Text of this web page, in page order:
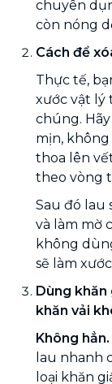
chuyên
còn nóng
Cách để
Thực tế,
xước vật lý
chúng.
mịn, không
thoa lên
theo vòng
Sau đó lau
và làm mờ
không
sẽ làm
Dùng khăn
khăn vải
Không hẳn.
lau nhanh
loại khăn